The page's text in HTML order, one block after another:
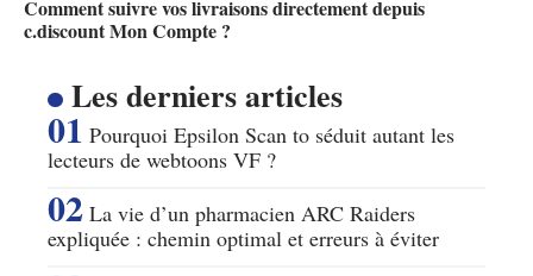
Comment suivre vos livraisons directement depuis
c.discount Mon Compte ?
Les derniers articles
Pourquoi Epsilon Scan to séduit autant les
lecteurs de webtoons VF ?
La vie d’un pharmacien ARC Raiders
expliquée : chemin optimal et erreurs à éviter